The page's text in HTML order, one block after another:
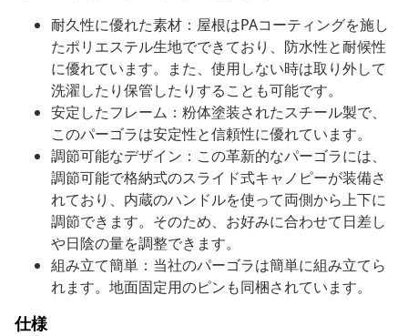
耐久性に優れた素材：屋根はPAコーティングを施し
たポリエステル生地でできており、防水性と耐候性
に優れています。また、使用しない時は取り外して
洗濯したり保管したりすることも可能です。
安定したフレーム：粉体塗装されたスチール製で、
このパーゴラは安定性と信頼性に優れています。
調節可能なデザイン：この革新的なパーゴラには、
調節可能で格納式のスライド式キャノピーが装備さ
れており、内蔵のハンドルを使って両側から上下に
調節できます。そのため、お好みに合わせて日差し
や日陰の量を調整できます。
組み立て簡単：当社のパーゴラは簡単に組み立てら
れます。地面固定用のピンも同梱されています。
仕様